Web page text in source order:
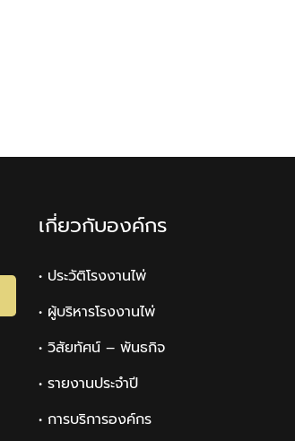
เกี่ยวกับองค์กร
• ประวัติโรงงานไพ่
• ผู้บริหารโรงงานไพ่
• วิสัยทัศน์ – พันธกิจ
• รายงานประจำปี
• การบริการองค์กร